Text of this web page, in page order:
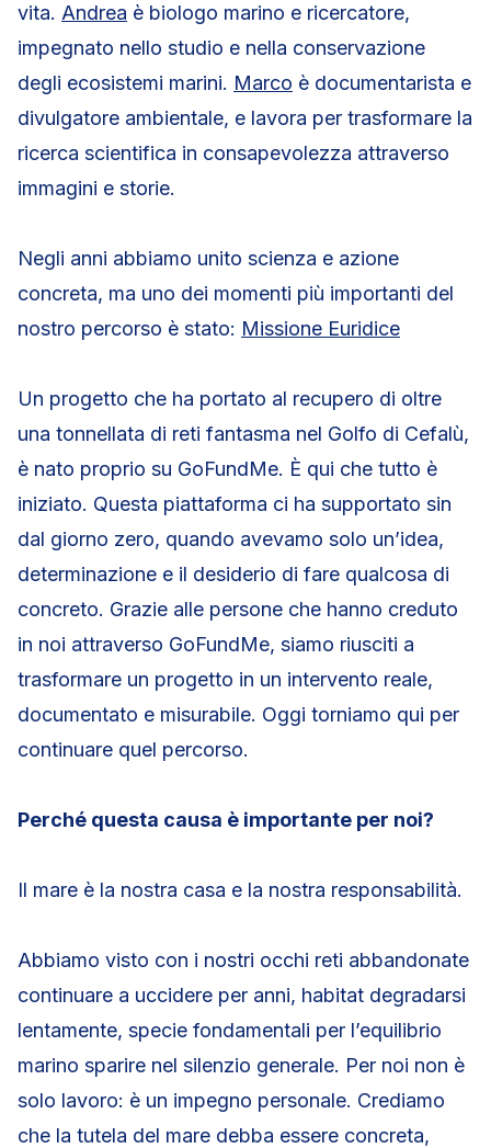
vita. Andrea è biologo marino e ricercatore,
impegnato nello studio e nella conservazione
degli ecosistemi marini. Marco è documentarista e
divulgatore ambientale, e lavora per trasformare la
ricerca scientifica in consapevolezza attraverso
immagini e storie.
Negli anni abbiamo unito scienza e azione
concreta, ma uno dei momenti più importanti del
nostro percorso è stato: Missione Euridice
Un progetto che ha portato al recupero di oltre
una tonnellata di reti fantasma nel Golfo di Cefalù,
è nato proprio su GoFundMe. È qui che tutto è
iniziato. Questa piattaforma ci ha supportato sin
dal giorno zero, quando avevamo solo un’idea,
determinazione e il desiderio di fare qualcosa di
concreto. Grazie alle persone che hanno creduto
in noi attraverso GoFundMe, siamo riusciti a
trasformare un progetto in un intervento reale,
documentato e misurabile. Oggi torniamo qui per
continuare quel percorso.
Perché questa causa è importante per noi?
Il mare è la nostra casa e la nostra responsabilità.
Abbiamo visto con i nostri occhi reti abbandonate
continuare a uccidere per anni, habitat degradarsi
lentamente, specie fondamentali per l’equilibrio
marino sparire nel silenzio generale. Per noi non è
solo lavoro: è un impegno personale. Crediamo
che la tutela del mare debba essere concreta,